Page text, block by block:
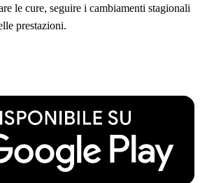
le cure, seguire i cambiamenti stagionali
prestazioni.